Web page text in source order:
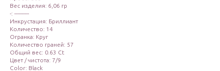
Вес изделия: 6,06 гр
-: ----------
Инкрустация: Бриллиант
Количество: 14
Огранка: Круг
Количество граней: 57
Общий вес: 0.63 Ct
Цвет / чистота: 7/9
Color: Black